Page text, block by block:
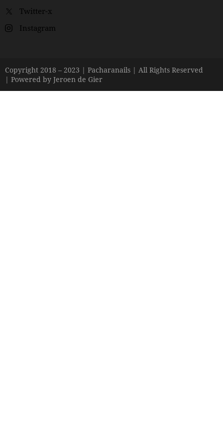
Twitter-x
Instagram
Copyright 2018 – 2023 | Pacharanails | All Rights Reserved
| Powered by Jeroen de Gier